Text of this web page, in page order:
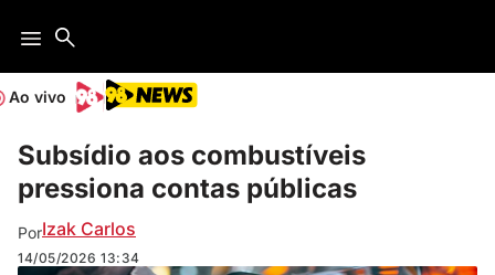
Ao vivo
Subsídio aos combustíveis
pressiona contas públicas
PorIzak Carlos
14/05/2026 13:34